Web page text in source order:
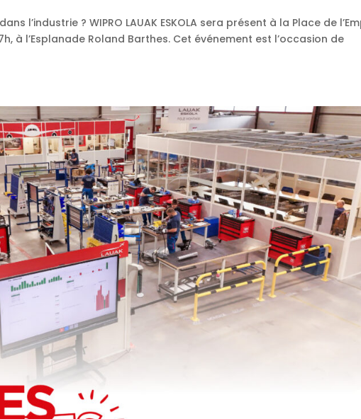
l’industrie ? WIPRO LAUAK ESKOLA sera présent à la Place de
à l’Esplanade Roland Barthes. Cet événement est l’occasion de